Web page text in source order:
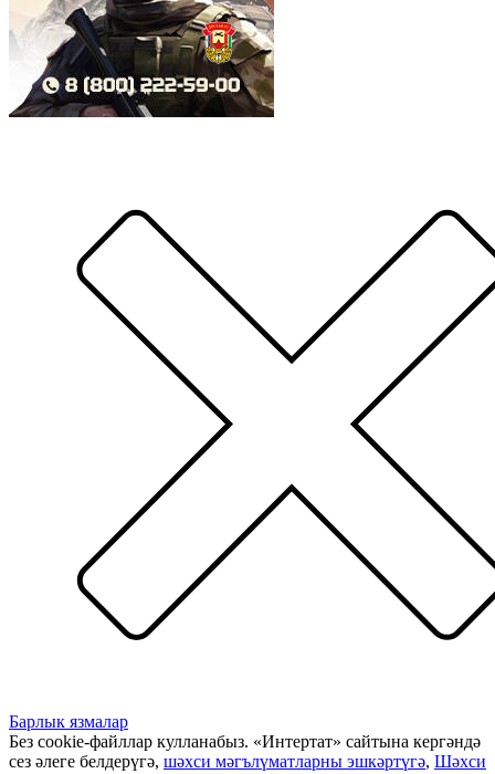
Барлык язмалар
Без cookie-файллар кулланабыз. «Интертат» сайтына кергәндә
сез әлеге белдерүгә, шәхси мәгълүматларны эшкәртүгә, Шәхси